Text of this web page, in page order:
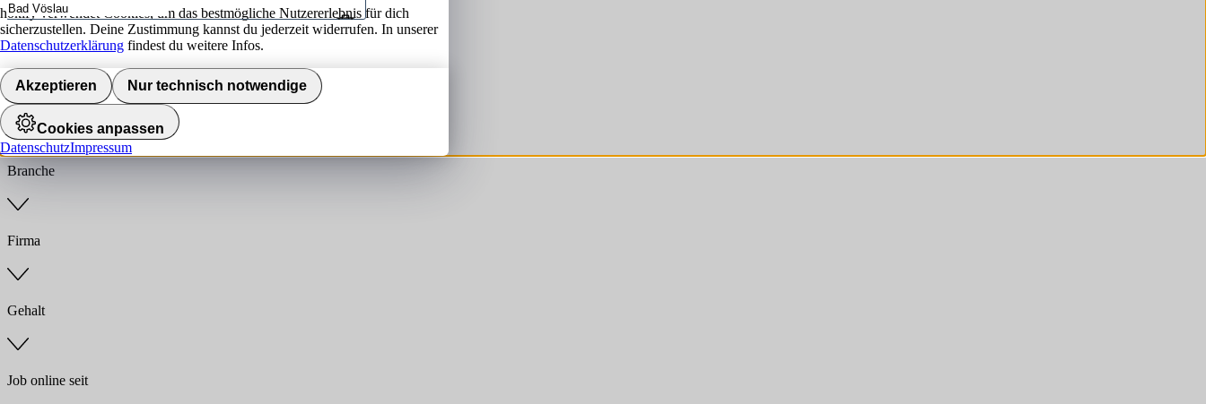
Umkreis
Jobs finden
Anstellungsart
Branche
Firma
Gehalt
Job online seit
hokify verwendet Cookies, um das bestmögliche Nutzererlebnis für dich
sicherzustellen. Deine Zustimmung kannst du jederzeit widerrufen. In unserer
Datenschutzerklärung findest du weitere Infos.
Akzeptieren Nur technisch notwendige
Cookies anpassen
DatenschutzImpressum